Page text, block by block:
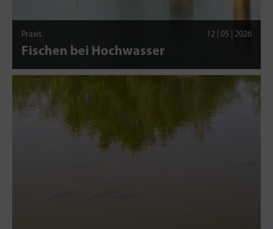
Praxis 12 | 05 | 2026
Fischen bei Hochwasser